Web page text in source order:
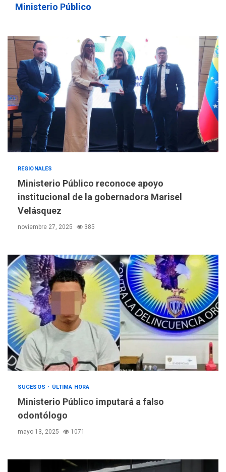
Ministerio Público
REGIONALES
Ministerio Público reconoce apoyo
institucional de la gobernadora Marisel
Velásquez
noviembre 27, 2025 385
SUCESOS ÚLTIMA HORA
Ministerio Público imputará a falso
odontólogo
mayo 13, 2025 1071